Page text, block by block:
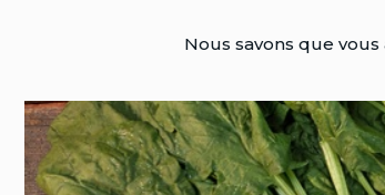
Nous savons que